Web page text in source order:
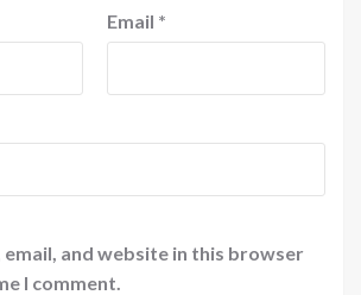
Email *
email, and website in this browser
I comment.